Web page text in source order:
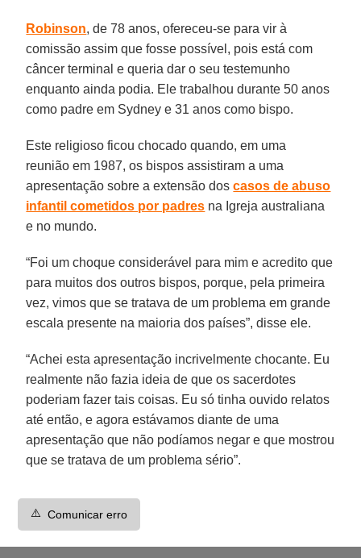
Robinson, de 78 anos, ofereceu-se para vir à
comissão assim que fosse possível, pois está com
câncer terminal e queria dar o seu testemunho
enquanto ainda podia. Ele trabalhou durante 50 anos
como padre em Sydney e 31 anos como bispo.
Este religioso ficou chocado quando, em uma
reunião em 1987, os bispos assistiram a uma
apresentação sobre a extensão doscasos de abuso
infantil cometidos por padres na Igreja australiana
e no mundo.
“Foi um choque considerável para mim e acredito que
para muitos dos outros bispos, porque, pela primeira
vez, vimos que se tratava de um problema em grande
escala presente na maioria dos países”, disse ele.
“Achei esta apresentação incrivelmente chocante. Eu
realmente não fazia ideia de que os sacerdotes
poderiam fazer tais coisas. Eu só tinha ouvido relatos
até então, e agora estávamos diante de uma
apresentação que não podíamos negar e que mostrou
que se tratava de um problema sério”.
⚠️ Comunicar erro